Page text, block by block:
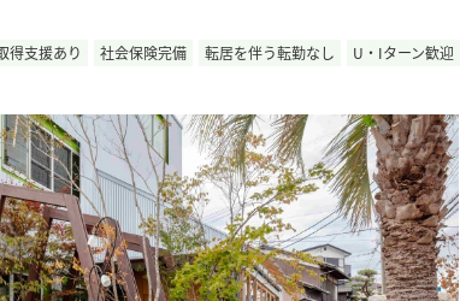
得支援あり 社会保険完備 転居を伴う転勤なし U・Iターン歓迎